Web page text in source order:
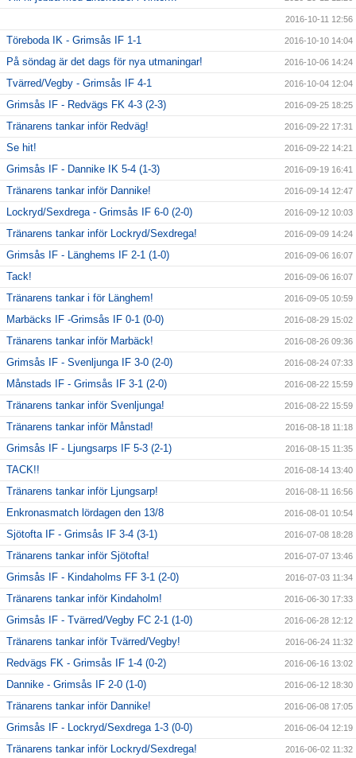
2016-10-11 12:56
Töreboda IK - Grimsås IF 1-1 2016-10-10 14:04
På söndag är det dags för nya utmaningar! 2016-10-06 14:24
Tvärred/Vegby - Grimsås IF 4-1 2016-10-04 12:04
Grimsås IF - Redvägs FK 4-3 (2-3) 2016-09-25 18:25
Tränarens tankar inför Redväg! 2016-09-22 17:31
Se hit! 2016-09-22 14:21
Grimsås IF - Dannike IK 5-4 (1-3) 2016-09-19 16:41
Tränarens tankar inför Dannike! 2016-09-14 12:47
Lockryd/Sexdrega - Grimsås IF 6-0 (2-0) 2016-09-12 10:03
Tränarens tankar inför Lockryd/Sexdrega! 2016-09-09 14:24
Grimsås IF - Länghems IF 2-1 (1-0) 2016-09-06 16:07
Tack! 2016-09-06 16:07
Tränarens tankar i för Länghem! 2016-09-05 10:59
Marbäcks IF -Grimsås IF 0-1 (0-0) 2016-08-29 15:02
Tränarens tankar inför Marbäck! 2016-08-26 09:36
Grimsås IF - Svenljunga IF 3-0 (2-0) 2016-08-24 07:33
Månstads IF - Grimsås IF 3-1 (2-0) 2016-08-22 15:59
Tränarens tankar inför Svenljunga! 2016-08-22 15:59
Tränarens tankar inför Månstad! 2016-08-18 11:18
Grimsås IF - Ljungsarps IF 5-3 (2-1) 2016-08-15 11:35
TACK!! 2016-08-14 13:40
Tränarens tankar inför Ljungsarp! 2016-08-11 16:56
Enkronasmatch lördagen den 13/8 2016-08-01 10:54
Sjötofta IF - Grimsås IF 3-4 (3-1) 2016-07-08 18:28
Tränarens tankar inför Sjötofta! 2016-07-07 13:46
Grimsås IF - Kindaholms FF 3-1 (2-0) 2016-07-03 11:34
Tränarens tankar inför Kindaholm! 2016-06-30 17:33
Grimsås IF - Tvärred/Vegby FC 2-1 (1-0) 2016-06-28 12:12
Tränarens tankar inför Tvärred/Vegby! 2016-06-24 11:32
Redvägs FK - Grimsås IF 1-4 (0-2) 2016-06-16 13:02
Dannike - Grimsås IF 2-0 (1-0) 2016-06-12 18:30
Tränarens tankar inför Dannike! 2016-06-08 17:05
Grimsås IF - Lockryd/Sexdrega 1-3 (0-0) 2016-06-04 12:19
Tränarens tankar inför Lockryd/Sexdrega! 2016-06-02 11:32